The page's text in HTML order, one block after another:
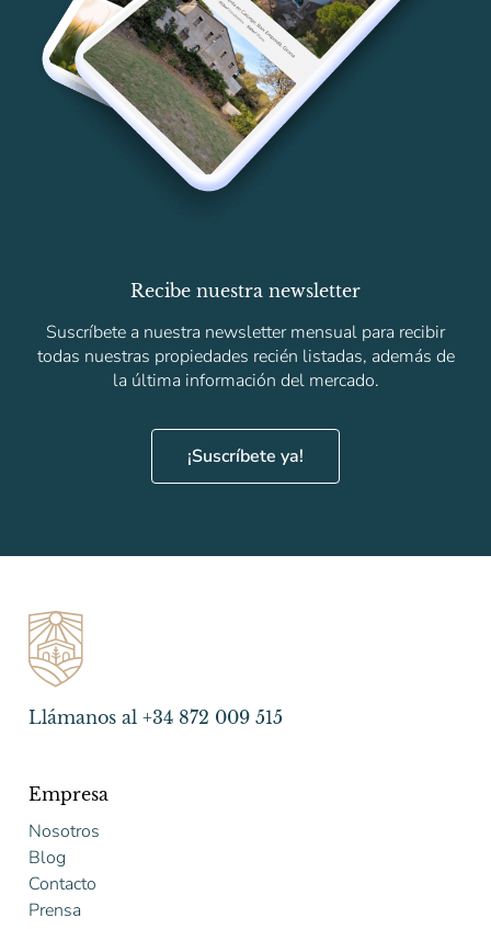
Recibe nuestra newsletter
Suscríbete a nuestra newsletter mensual para recibir
todas nuestras propiedades recién listadas, además de
la última información del mercado.
¡Suscríbete ya!
Llámanos al +34 872 009 515
Empresa
Nosotros
Blog
Contacto
Prensa